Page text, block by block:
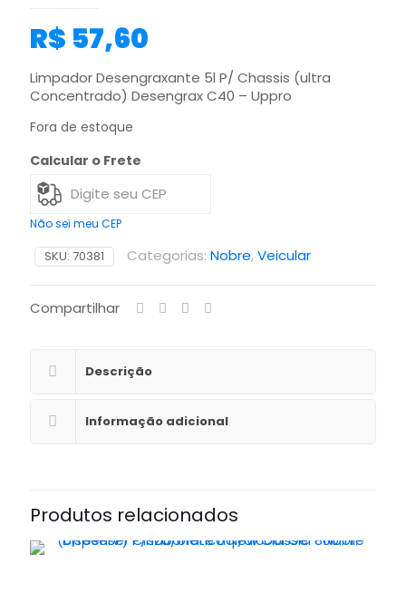
R$ 57,60
Limpador Desengraxante 5l P/ Chassis (ultra
Concentrado) Desengrax C40 – Uppro
Fora de estoque
Calcular o Frete
Não sei meu CEP
SKU: 70381 Categorias: Nobre,Veicular
Compartilhar
Descrição
Informação adicional
Produtos relacionados